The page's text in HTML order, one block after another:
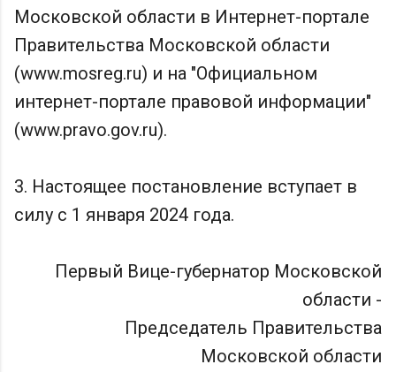
Московской области в Интернет-портале
Правительства Московской области
(www.mosreg.ru) и на "Официальном
интернет-портале правовой информации"
(www.pravo.gov.ru).
3. Настоящее постановление вступает в
силу с 1 января 2024 года.
Первый Вице-губернатор Московской
области -
Председатель Правительства
Московской области